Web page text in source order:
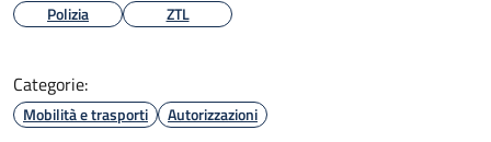
Polizia ZTL
Categorie:
Mobilità e trasporti Autorizzazioni